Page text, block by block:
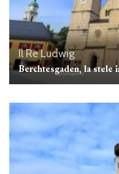
Il Re Ludwig
Berchtesgaden, la